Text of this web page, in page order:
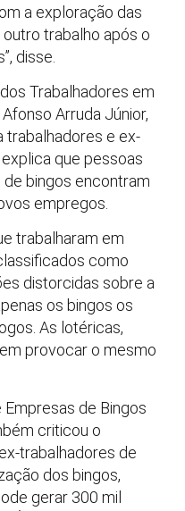
a exploração das
trabalho após o
disse.
Trabalhadores em
Arruda Júnior,
e ex-
que pessoas
de bingos encontram
empregos.
trabalharam em
como
distorcidas sobre a
os bingos os
As lotéricas,
provocar o mesmo
de Bingos
criticou o
trabalhadores de
dos bingos,
gerar 300 mil